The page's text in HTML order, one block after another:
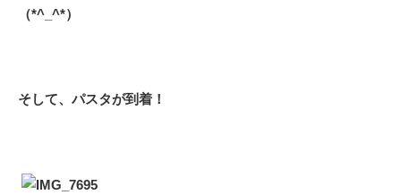
（*^_^*）
そして、パスタが到着！